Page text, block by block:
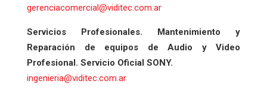
gerenciacomercial@viditec.com.ar
Servicios Profesionales. Mantenimiento y
Reparación de equipos de Audio y Video
Profesional. Servicio Oficial SONY.
ingenieria@viditec.com.ar